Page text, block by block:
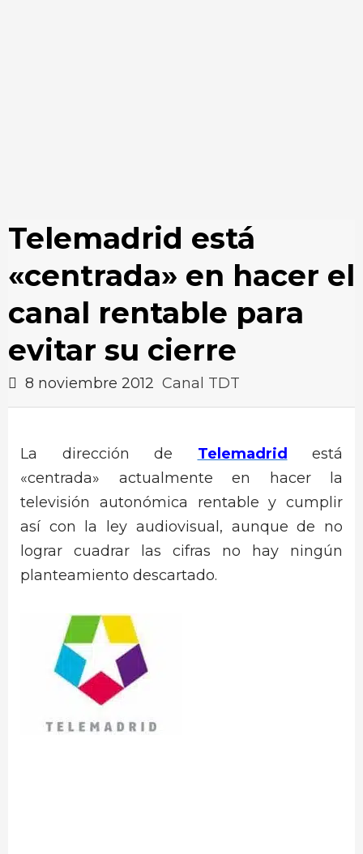
Telemadrid está
«centrada» en hacer el
canal rentable para
evitar su cierre
8 noviembre 2012 Canal TDT
La dirección de Telemadrid
está
«centrada» actualmente en hacer la
televisión autonómica rentable y cumplir
así con la ley audiovisual, aunque de no
lograr cuadrar las cifras no hay ningún
planteamiento descartado.